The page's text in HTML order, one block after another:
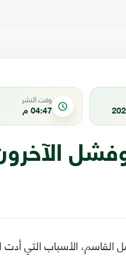
وقت النشر
04:47 م
القاسم، الأسباب التي